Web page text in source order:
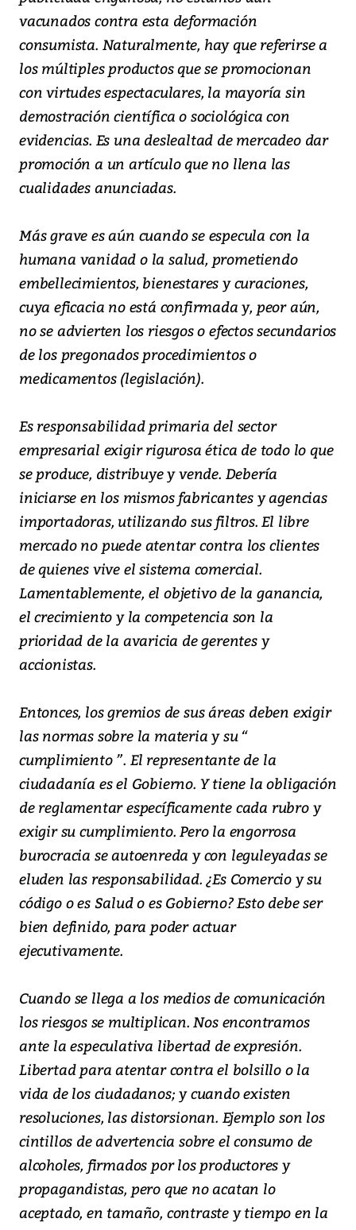
vacunados contra esta deformación
consumista. Naturalmente, hay que referirse a
los múltiples productos que se promocionan
con virtudes espectaculares, la mayoría sin
demostración científica o sociológica con
evidencias. Es una deslealtad de mercadeo dar
promoción a un artículo que no llena las
cualidades anunciadas.
Más grave es aún cuando se especula con la
humana vanidad o la salud, prometiendo
embellecimientos, bienestares y curaciones,
cuya eficacia no está confirmada y, peor aún,
no se advierten los riesgos o efectos secundarios
de los pregonados procedimientos o
medicamentos (legislación).
Es responsabilidad primaria del sector
empresarial exigir rigurosa ética de todo lo que
se produce, distribuye y vende. Debería
iniciarse en los mismos fabricantes y agencias
importadoras, utilizando sus filtros. El libre
mercado no puede atentar contra los clientes
de quienes vive el sistema comercial.
Lamentablemente, el objetivo de la ganancia,
el crecimiento y la competencia son la
prioridad de la avaricia de gerentes y
accionistas.
Entonces, los gremios de sus áreas deben exigir
las normas sobre la materia y su “
cumplimiento ”. El representante de la
ciudadanía es el Gobierno. Y tiene la obligación
de reglamentar específicamente cada rubro y
exigir su cumplimiento. Pero la engorrosa
burocracia se autoenreda y con leguleyadas se
eluden las responsabilidad. ¿Es Comercio y su
código o es Salud o es Gobierno? Esto debe ser
bien definido, para poder actuar
ejecutivamente.
Cuando se llega a los medios de comunicación
los riesgos se multiplican. Nos encontramos
ante la especulativa libertad de expresión.
Libertad para atentar contra el bolsillo o la
vida de los ciudadanos; y cuando existen
resoluciones, las distorsionan. Ejemplo son los
cintillos de advertencia sobre el consumo de
alcoholes, firmados por los productores y
propagandistas, pero que no acatan lo
aceptado, en tamaño, contraste y tiempo en la